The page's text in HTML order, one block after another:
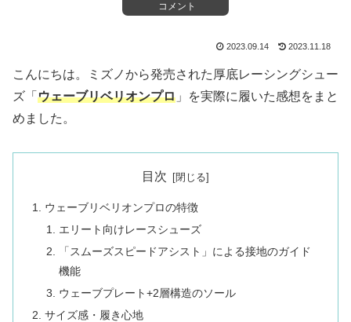
コメント
2023.09.14 2023.11.18
こんにちは。ミズノから発売された 厚底レーシングシュー
ズ 「 ウェーブリベリオンプロ 」を実際に履いた感想をまと
めました。
目次
ウェーブリベリオンプロの特徴
エリート向けレースシューズ
「スムーズスピードアシスト」による接地のガイド
機能
ウェーブプレート+2層構造のソール
サイズ感・履き心地